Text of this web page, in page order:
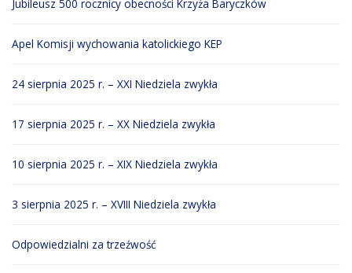
Jubileusz 500 rocznicy obecności Krzyża Baryczków
Apel Komisji wychowania katolickiego KEP
24 sierpnia 2025 r. – XXI Niedziela zwykła
17 sierpnia 2025 r. – XX Niedziela zwykła
10 sierpnia 2025 r. – XIX Niedziela zwykła
3 sierpnia 2025 r. – XVIII Niedziela zwykła
Odpowiedzialni za trzeźwość